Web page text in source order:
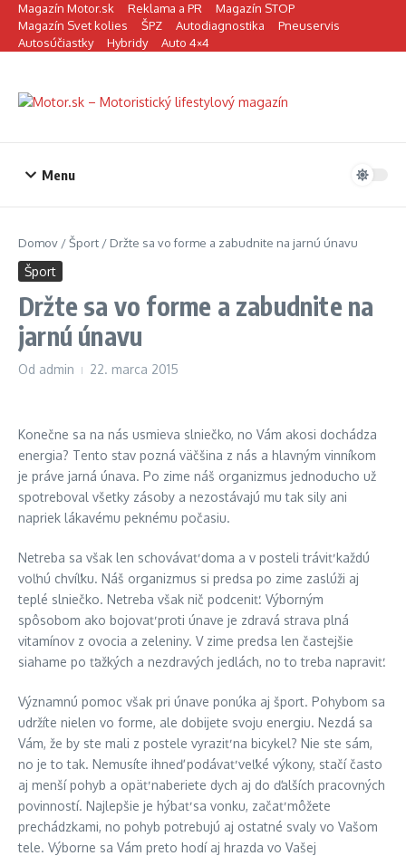
Preskočiť na obsah
Magazín Motor.sk Reklama a PR
Magazín STOP
Magazín Svet kolies
ŠPZ Autodiagnostika
Pneuservis
Autosúčiastky
Hybridy Auto 4×4
Menu
Domov /Šport / Držte sa vo forme a zabudnite na jarnú únavu
Šport
Držte sa vo forme a zabudnite na
jarnú únavu
Od admin 22. marca 2015
Konečne sa na nás usmieva slniečko, no Vám akosi dochádza
energia? Tento stav pozná väčšina z nás a hlavným vinníkom
je práve jarná únava. Po zime náš organizmus jednoducho už
spotreboval všetky zásoby a nezostávajú mu tak sily ani
napriek lákavému peknému počasiu.
Netreba sa však len schovávať doma a v posteli tráviť každú
voľnú chvíľku. Náš organizmus si predsa po zime zaslúži aj
teplé slniečko. Netreba však nič podceniť. Výborným
spôsobom ako bojovať proti únave je zdravá strava plná
vitamínov z ovocia a zeleniny. V zime predsa len častejšie
siahame po ťažkých a nezdravých jedlách, no to treba napraviť.
Významnú pomoc však pri únave ponúka aj šport. Pohybom sa
udržíte nielen vo forme, ale dobijete svoju energiu. Nezdá sa
Vám, že by ste mali z postele vyraziť na bicykel? Nie ste sám,
no je to tak. Nemusíte ihneď podávať veľké výkony, stačí často
aj menší pohyb a opäť naberiete dych aj do ďalších pracovných
povinností. Najlepšie je hýbať sa vonku, začať môžete
prechádzkami, no pohyb potrebujú aj ostatné svaly vo Vašom
tele. Výborne sa Vám preto hodí aj hrazda vo Vašej